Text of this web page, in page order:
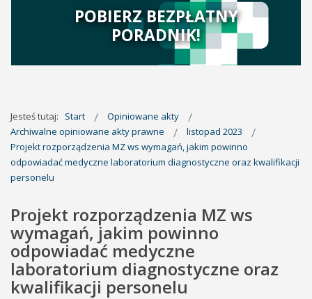
POBIERZ BEZPŁATNY
PORADNIK!
Jesteś tutaj: Start
Opiniowane akty
Archiwalne opiniowane akty prawne
listopad 2023
Projekt rozporządzenia MZ ws wymagań, jakim powinno
odpowiadać medyczne laboratorium diagnostyczne oraz kwalifikacji
personelu
Projekt rozporządzenia MZ ws
wymagań, jakim powinno
odpowiadać medyczne
laboratorium diagnostyczne oraz
kwalifikacji personelu